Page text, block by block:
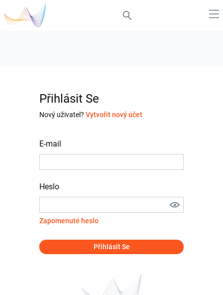
Přihlásit Se
Nový uživatel? Vytvořit nový účet
E-mail
Heslo
Zapomenuté heslo
Přihlásit Se